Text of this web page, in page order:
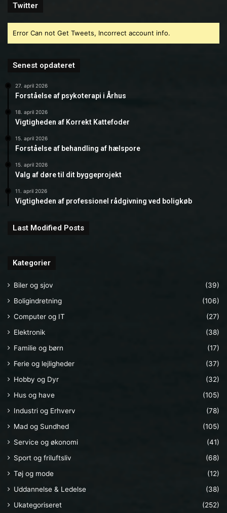
Twitter
Error Can not Get Tweets, Incorrect account info.
Senest opdateret
27. april 2026
Forståelse af psykoterapi i Århus
18. april 2026
Vigtigheden af Korrekt Kattefoder
15. april 2026
Forståelse af behandling af hælspore
15. april 2026
Valg af døre til dit byggeprojekt
11. april 2026
Vigtigheden af professionel rådgivning ved boligkøb
Last Modified Posts
Kategorier
Biler og sjov
(39)
Boligindretning
(106)
Computer og IT
(27)
Elektronik
(38)
Familie og børn
(17)
Ferie og lejligheder
(37)
Hobby og Dyr
(32)
Hus og have
(105)
Industri og Erhverv
(78)
Mad og Sundhed
(105)
Service og økonomi
(41)
Sport og friluftsliv
(68)
Tøj og mode
(12)
Uddannelse & Ledelse
(38)
Ukategoriseret
(252)